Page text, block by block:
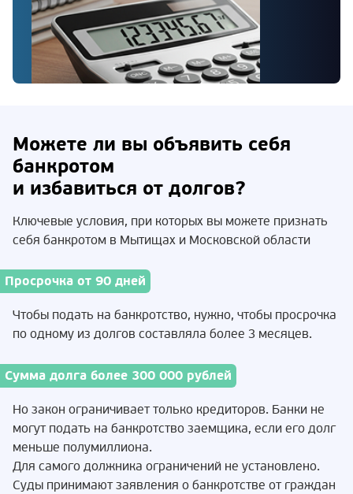
Можете ли вы объявить себя
банкротом
и избавиться от долгов?
Ключевые условия, при которых вы можете признать
себя банкротом в Мытищах и Московской области
Просрочка от 90 дней
Чтобы подать на банкротство, нужно, чтобы просрочка
по одному из долгов составляла более 3 месяцев.
Сумма долга более 300 000 рублей
Но закон ограничивает только кредиторов. Банки не
могут подать на банкротство заемщика, если его долг
меньше полумиллиона.
Для самого должника ограничений не установлено.
Суды принимают заявления о банкротстве от граждан